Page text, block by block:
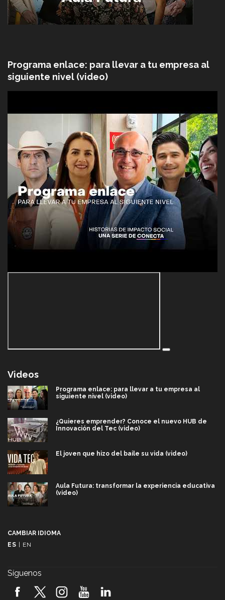
Programa enlace: para llevar a tu empresa al
siguiente nivel (video)
Videos
Programa enlace: para llevar a tu empresa al
siguiente nivel (video)
¿Quieres emprender? Conoce el nuevo HUB de
Innovación del Tec (video)
El joven que hizo del baile su vida (video)
Aula Futura: transformar la experiencia educativa
(video)
2026! (video)
CAMBIAR IDIOMA
ES | EN
Síguenos